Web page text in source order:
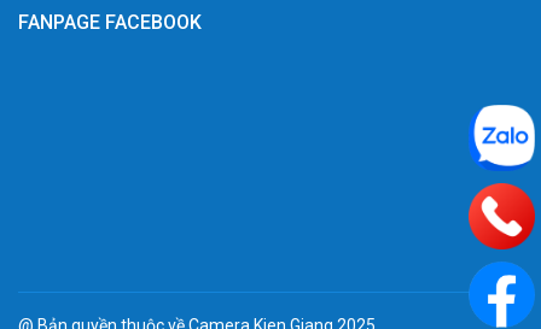
FANPAGE FACEBOOK